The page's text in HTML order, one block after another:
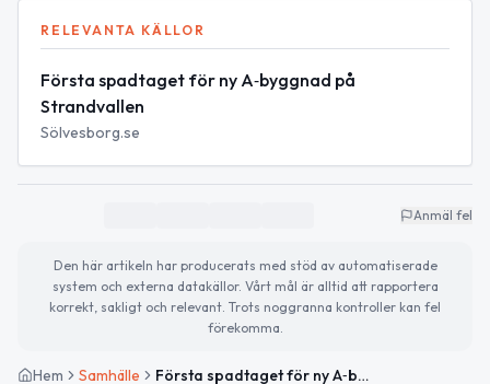
RELEVANTA KÄLLOR
Första spadtaget för ny A‑byggnad på
Strandvallen
Sölvesborg.se
Anmäl fel
Den här artikeln har producerats med stöd av automatiserade
system och externa datakällor. Vårt mål är alltid att rapportera
korrekt, sakligt och relevant. Trots noggranna kontroller kan fel
förekomma.
Hem Samhälle Första spadtaget för ny A‑byggnad på Strandvallen i Sölvesborg